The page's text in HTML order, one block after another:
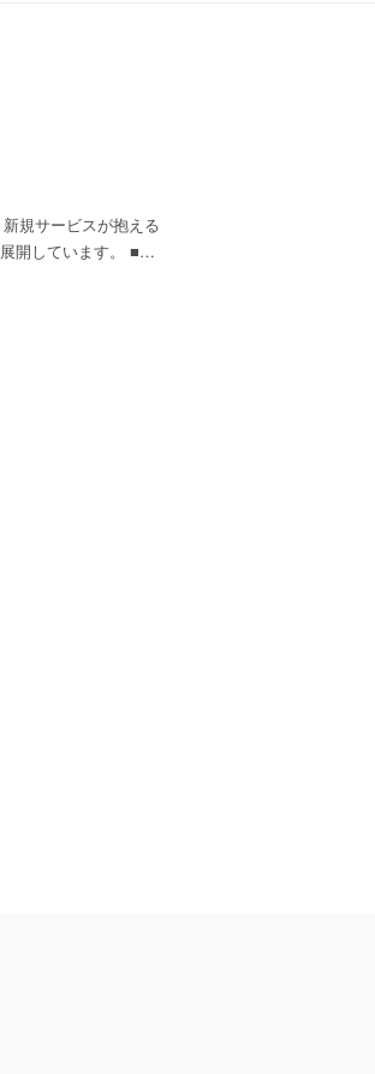
規サービスが抱える
ています。 ■Hi
タートアップや大手
が真に必要とするサ